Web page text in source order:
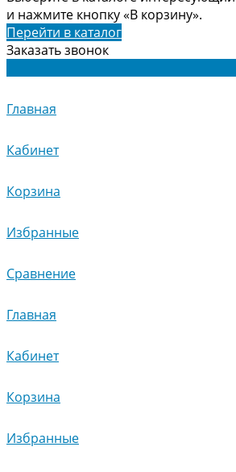
и нажмите кнопку «В корзину».
Перейти в каталог
Заказать звонок
Главная
Кабинет
Корзина
Избранные
Сравнение
Главная
Кабинет
Корзина
Избранные